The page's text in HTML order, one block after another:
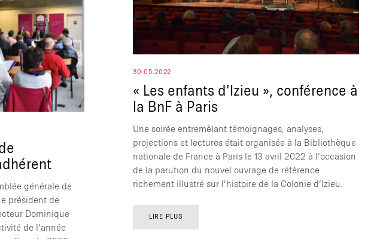
30.05.2022
« Les enfants d’Izieu », conférence à
la BnF à Paris
Une soirée entremêlant témoignages, analyses,
projections et lectures était organisée à la Bibliothèque
nationale de France à Paris le 13 avril 2022 à l’occasion
de la parution du nouvel ouvrage de référence
richement illustré sur l’histoire de la Colonie d’Izieu.
LIRE PLUS
générale de
président de
Dominique
de l’année